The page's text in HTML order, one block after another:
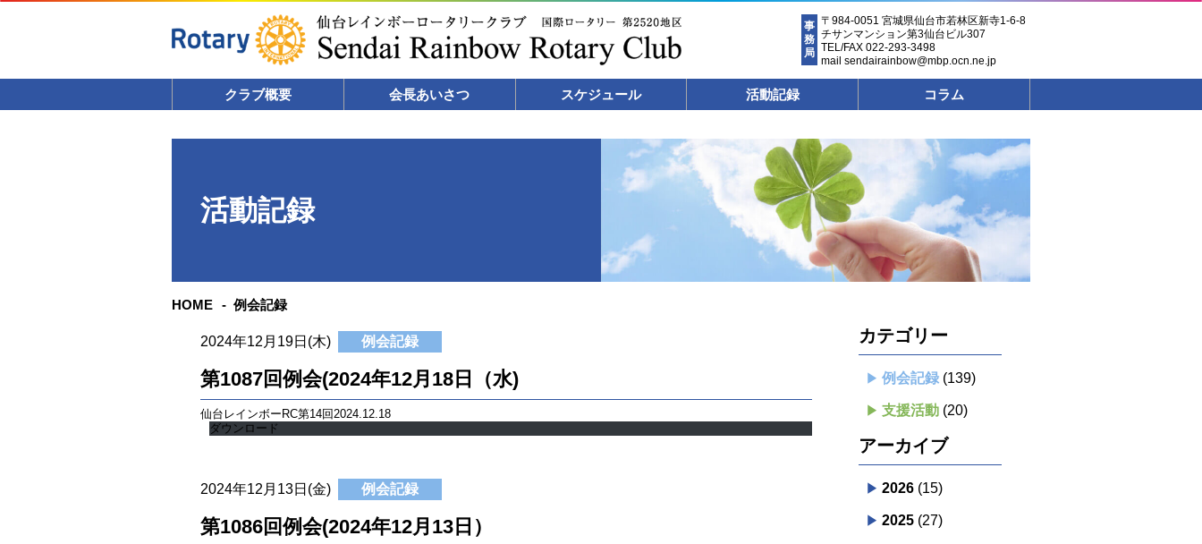
事
務
局
〒984-0051 宮城県仙台市若林区新寺1-6-8
チサンマンション第3仙台ビル307
TEL/FAX 022-293-3498
mail sendairainbow@mbp.ocn.ne.jp
クラブ概要 会長あいさつ スケジュール 活動記録 コラム
活動記録
HOME 例会記録
2024年12月19日(木) 例会記録
第1087回例会(2024年12月18日（水)
仙台レインボーRC第14回2024.12.18
ダウンロード
2024年12月13日(金) 例会記録
第1086回例会(2024年12月13日）
カテゴリー
例会記録 (139)
支援活動 (20)
アーカイブ
2026 (15)
2025 (27)